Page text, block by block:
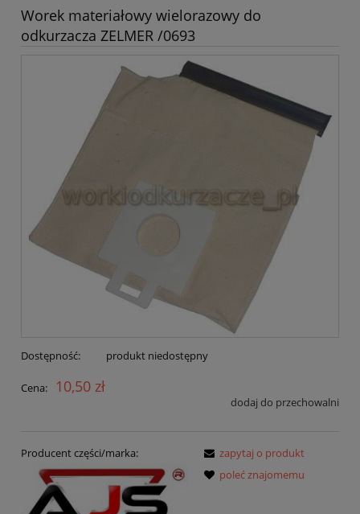
Worek materiałowy wielorazowy do
odkurzacza ZELMER /0693
Dostępność: produkt niedostępny
Cena: 10,50 zł
dodaj do przechowalni
Producent części/marka:
zapytaj o produkt
poleć znajomemu